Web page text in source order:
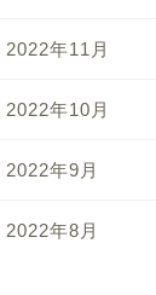
2022年11月
2022年10月
2022年9月
2022年8月